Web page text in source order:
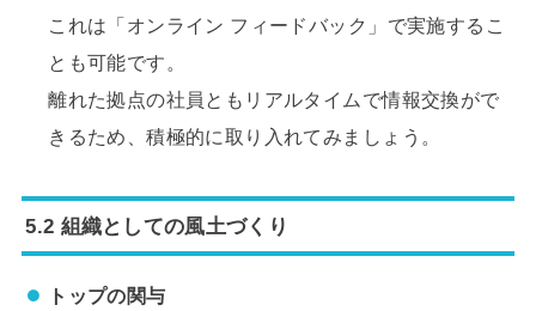
これは「オンライン フィードバック」で実施するこ
とも可能です。
離れた拠点の社員ともリアルタイムで情報交換がで
きるため、積極的に取り入れてみましょう。
5.2 組織としての風土づくり
トップの関与